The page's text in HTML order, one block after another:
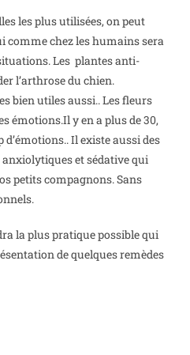
les plus utilisées, on peut
comme chez les humains sera
Les plantes anti-
l’arthrose du chien.
bien utiles aussi.. Les fleurs
émotions.Il y en a plus de 30,
Il existe aussi des
et sédative qui
petits compagnons. Sans
la plus pratique possible qui
de quelques remèdes